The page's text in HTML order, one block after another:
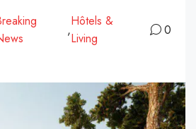
,
Hôtels &
Living
0